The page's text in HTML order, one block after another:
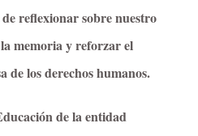
reflexionar sobre nuestro
memoria y reforzar el
de los derechos humanos.
de la entidad